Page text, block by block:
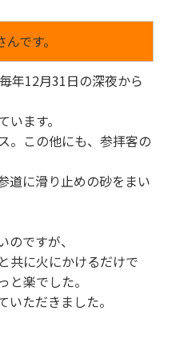
です。
年12月31日の深夜から
ます。
。この他にも、参拝客の
道に滑り止めの砂をまい
ですが、
共に火にかけるだけで
と楽でした。
ただきました。